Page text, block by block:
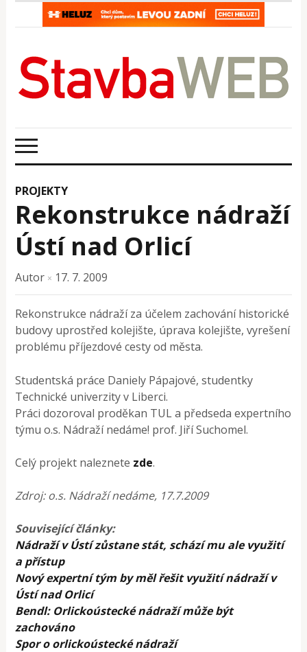
PROJEKTY
Rekonstrukce nádraží
Ústí nad Orlicí
Autor × 17. 7. 2009
Rekonstrukce nádraží za účelem zachování historické
budovy uprostřed kolejište, úprava kolejište, vyrešení
problému příjezdové cesty od města.
Studentská práce Daniely Pápajové, studentky
Technické univerzity v Liberci.
Práci dozoroval proděkan TUL a předseda expertního
týmu o.s. Nádraží nedáme! prof. Jiří Suchomel.
Celý projekt naleznete zde.
Zdroj: o.s. Nádraží nedáme, 17.7.2009
Související články:
Nádraží v Ústí zůstane stát, schází mu ale využití
a přístup
Nový expertní tým by měl řešit využití nádraží v
Ústí nad Orlicí
Bendl: Orlickoústecké nádraží může být
zachováno
Spor o orlickoústecké nádraží